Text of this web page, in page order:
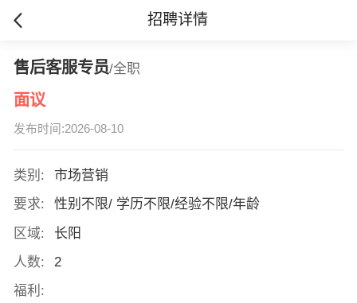
招聘详情
售后客服专员/全职
面议
发布时间:2026-08-10
类别:
市场营销
要求:
性别不限/ 学历不限/经验不限/年龄
区域:
长阳
人数:
2
福利: